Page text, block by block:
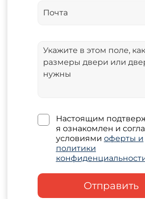
Настоящим
я ознакомлен и
условиями оферты и
политики
Отправить